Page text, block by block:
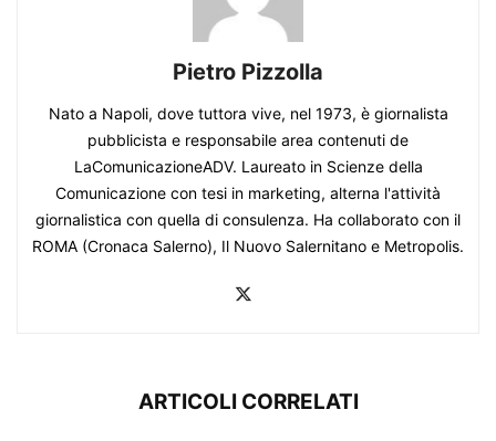
Pietro Pizzolla
Nato a Napoli, dove tuttora vive, nel 1973, è giornalista
pubblicista e responsabile area contenuti de
LaComunicazioneADV. Laureato in Scienze della
Comunicazione con tesi in marketing, alterna l'attività
giornalistica con quella di consulenza. Ha collaborato con il
ROMA (Cronaca Salerno), Il Nuovo Salernitano e Metropolis.
ARTICOLI CORRELATI